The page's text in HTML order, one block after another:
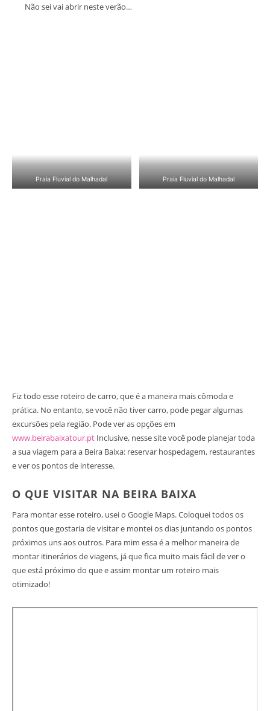
Não sei vai abrir neste verão…
Praia Fluvial do Malhadal Praia Fluvial do Malhadal
Fiz todo esse roteiro de carro, que é a maneira mais cômoda e
prática. No entanto, se você não tiver carro, pode pegar algumas
excursões pela região. Pode ver as opções em
www.beirabaixatour.pt Inclusive, nesse site você pode planejar toda
a sua viagem para a Beira Baixa: reservar hospedagem, restaurantes
e ver os pontos de interesse.
O QUE VISITAR NA BEIRA BAIXA
Para montar esse roteiro, usei o Google Maps. Coloquei todos os
pontos que gostaria de visitar e montei os dias juntando os pontos
próximos uns aos outros. Para mim essa é a melhor maneira de
montar itinerários de viagens, já que fica muito mais fácil de ver o
que está próximo do que e assim montar um roteiro mais
otimizado!